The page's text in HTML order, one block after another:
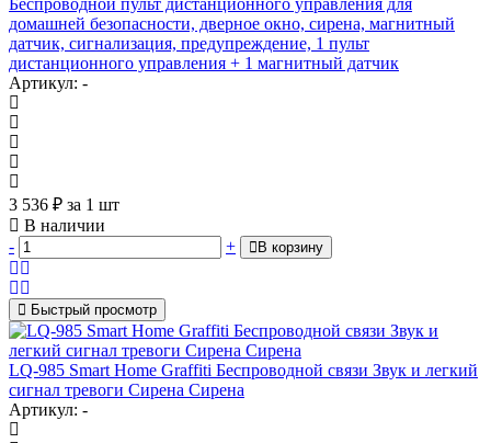
домашней безопасности, дверное окно, сирена, магнитный
датчик, сигнализация, предупреждение, 1 пульт
дистанционного управления + 1 магнитный датчик
Артикул: -
3 536 ₽ за 1 шт
В наличии
-
+ В корзину
Быстрый просмотр
LQ-985 Smart Home Graffiti Беспроводной связи Звук и легкий
сигнал тревоги Сирена Сирена
Артикул: -